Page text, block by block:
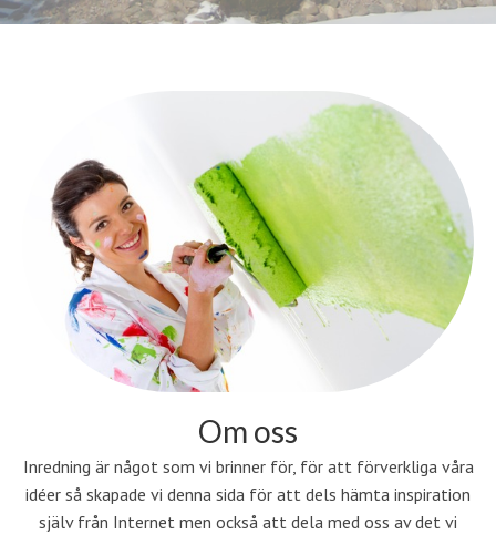
Om oss
Inredning är något som vi brinner för, för att förverkliga våra
idéer så skapade vi denna sida för att dels hämta inspiration
själv från Internet men också att dela med oss av det vi